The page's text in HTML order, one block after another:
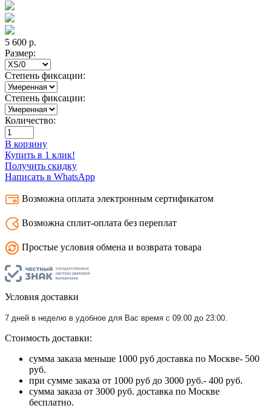
5 600 р.
Размер:
Степень фиксации:
Степень фиксации:
Количество:
В корзину
Купить в 1 клик!
Получить скидку
Написать в WhatsApp
Возможна оплата электронным сертификатом
Возможна сплит-оплата без переплат
Простые условия обмена и возврата товара
Условия доставки
7 дней в неделю в удобное для Вас время с 09:00 до 23:00.
Стоимость доставки:
сумма заказа меньше 1000 руб доставка по Москве- 500
руб.
при сумме заказа от 1000 руб до 3000 руб.- 400 руб.
сумма заказа от 3000 руб. доставка по Москве
бесплатно.